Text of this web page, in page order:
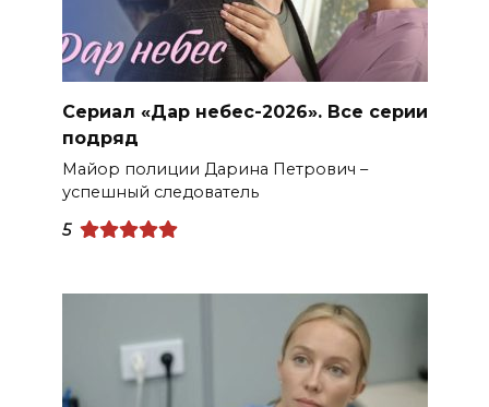
Сериал «Дар небес-2026». Все серии
подряд
Майор полиции Дарина Петрович –
успешный следователь
5